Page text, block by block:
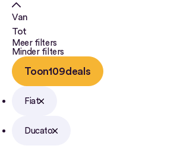
Van
Tot
Meer filters
Minder filters
Toon109deals
Fiat
Ducato